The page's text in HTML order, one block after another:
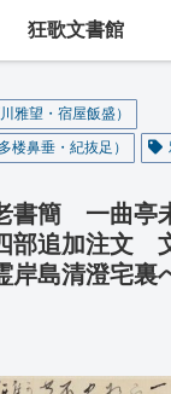
歌師・遠藤春足コレクシ
雅望・宿屋飯盛）
楼鼻垂・紀抜足）
書簡 一曲亭
部追加注文
岸島清澄宅
狂歌文書館